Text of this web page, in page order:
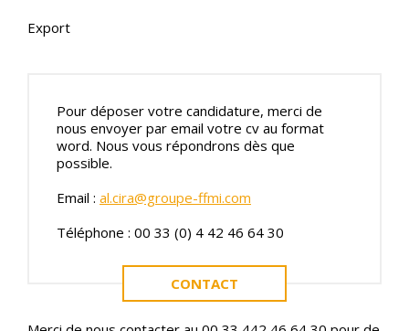
Export
Pour déposer votre candidature, merci de
nous envoyer par email votre cv au format
word. Nous vous répondrons dès que
possible.
Email : al.cira@groupe-ffmi.com
Téléphone : 00 33 (0) 4 42 46 64 30
CONTACT